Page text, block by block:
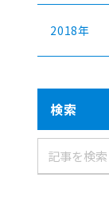
2018年
検索